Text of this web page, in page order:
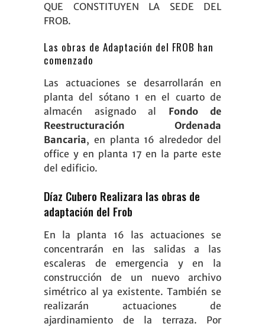
QUE CONSTITUYEN LA SEDE DEL
FROB.
Las obras de Adaptación del FROB han
comenzado
Las actuaciones se desarrollarán en
planta del sótano 1 en el cuarto de
almacén asignado al Fondo de
Reestructuración Ordenada
Bancaria, en planta 16 alrededor del
office y en planta 17 en la parte este
del edificio.
Díaz Cubero Realizara las obras de
adaptación del Frob
En la planta 16 las actuaciones se
concentrarán en las salidas a las
escaleras de emergencia y en la
construcción de un nuevo archivo
simétrico al ya existente. También se
realizarán actuaciones de
ajardinamiento de la terraza. Por